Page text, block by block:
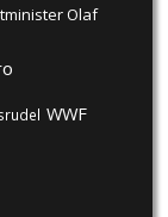
Olaf
WWF